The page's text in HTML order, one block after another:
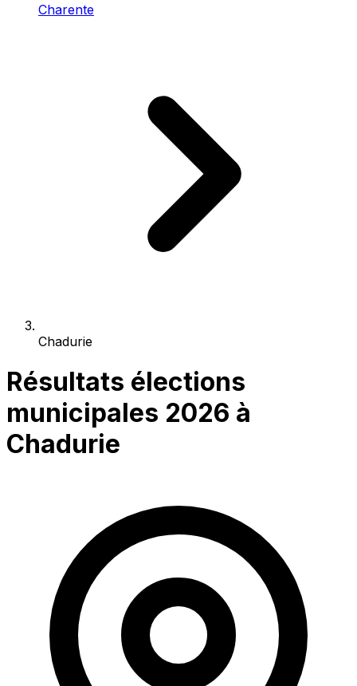
Charente
Chadurie
Résultats élections
municipales 2026 à
Chadurie